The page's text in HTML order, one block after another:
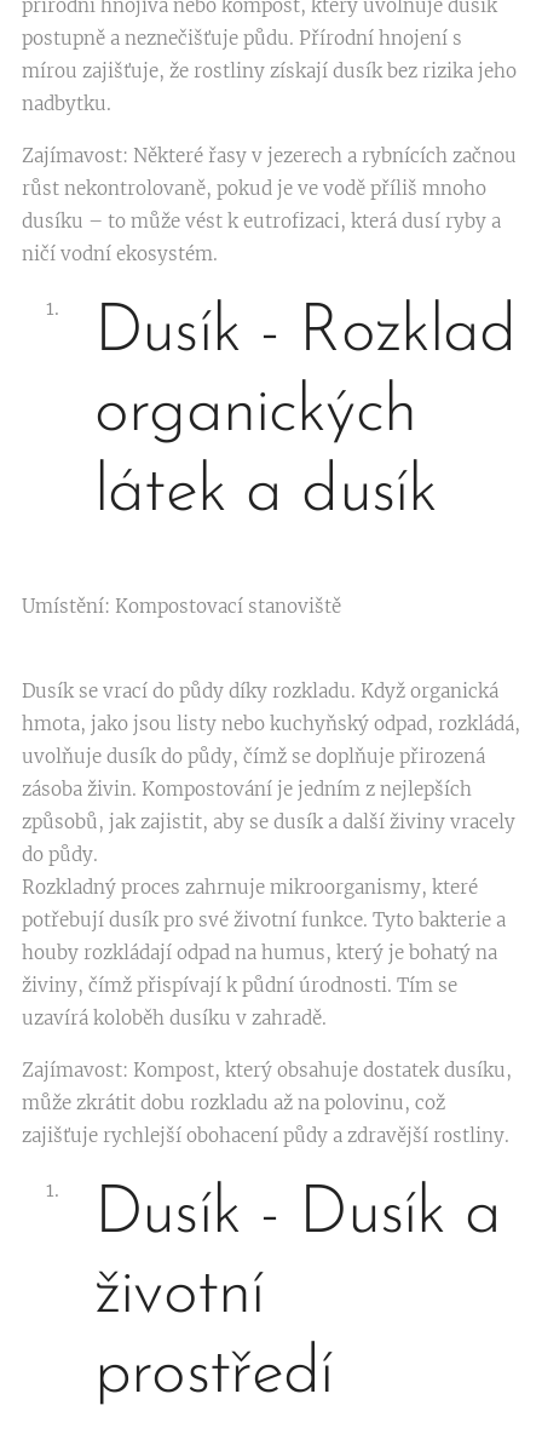
přírodní hnojiva nebo kompost, který uvolňuje dusík
postupně a neznečišťuje půdu. Přírodní hnojení s
mírou zajišťuje, že rostliny získají dusík bez rizika jeho
nadbytku.
Zajímavost: Některé řasy v jezerech a rybnících začnou
růst nekontrolovaně, pokud je ve vodě příliš mnoho
dusíku – to může vést k eutrofizaci, která dusí ryby a
ničí vodní ekosystém.
Dusík - Rozklad
organických
látek a dusík
Umístění: Kompostovací stanoviště
Dusík se vrací do půdy díky rozkladu. Když organická
hmota, jako jsou listy nebo kuchyňský odpad, rozkládá,
uvolňuje dusík do půdy, čímž se doplňuje přirozená
zásoba živin. Kompostování je jedním z nejlepších
způsobů, jak zajistit, aby se dusík a další živiny vracely
do půdy.
Rozkladný proces zahrnuje mikroorganismy, které
potřebují dusík pro své životní funkce. Tyto bakterie a
houby rozkládají odpad na humus, který je bohatý na
živiny, čímž přispívají k půdní úrodnosti. Tím se
uzavírá koloběh dusíku v zahradě.
Zajímavost: Kompost, který obsahuje dostatek dusíku,
může zkrátit dobu rozkladu až na polovinu, což
zajišťuje rychlejší obohacení půdy a zdravější rostliny.
Dusík - Dusík a
životní
prostředí